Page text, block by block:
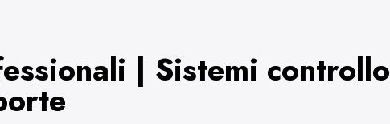
| Sistemi controllo